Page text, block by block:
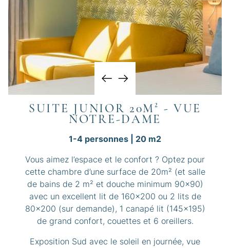
SUITE JUNIOR 20M² - VUE
NOTRE-DAME
1-4 personnes | 20 m2
Vous aimez l’espace et le confort ? Optez pour
cette chambre d’une surface de 20m² (et salle
de bains de 2 m² et douche minimum 90x90)
avec un excellent lit de 160x200 ou 2 lits de
80x200 (sur demande), 1 canapé lit (145x195)
de grand confort, couettes et 6 oreillers.
Exposition Sud avec le soleil en journée, vue